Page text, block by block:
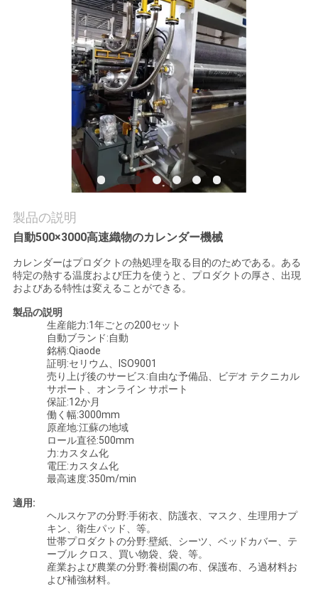
連
絡
し
な
要
製品の説明
自動500×3000高速織物のカレンダー機械
カレンダーはプロダクトの熱処理を取る目的のためである。ある
特定の熱する温度および圧力を使うと、プロダクトの厚さ、出現
およびある特性は変えることができる。
製品の説明
生産能力:1年ごとの200セット
自動ブランド:自動
銘柄:Qiaode
証明:セリウム、ISO9001
売り上げ後のサービス:自由な予備品、ビデオ テクニカル
サポート、オンライン サポート
保証:12か月
働く幅:3000mm
原産地:江蘇の地域
ロール直径:500mm
力:カスタム化
電圧:カスタム化
最高速度:350m/min
適用:
ヘルスケアの分野:手術衣、防護衣、マスク、生理用ナプ
キン、衛生パッド、等。
世帯プロダクトの分野:壁紙、シーツ、ベッドカバー、テ
ーブル クロス、買い物袋、袋、等。
産業および農業の分野:養樹園の布、保護布、ろ過材料お
よび補強材料。